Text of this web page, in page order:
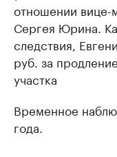
отношении вице-
Сергея Юрина.
следствия,
руб. за
участка
Временное
года.